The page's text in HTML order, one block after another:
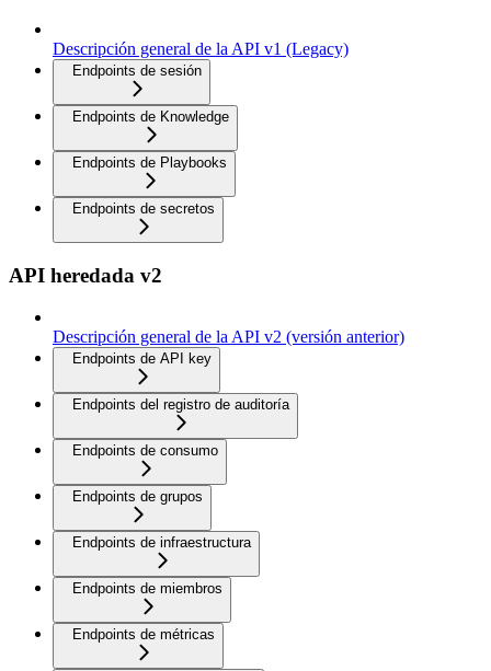
Descripción general de la API v1 (Legacy)
Endpoints de sesión
Endpoints de Knowledge
Endpoints de Playbooks
Endpoints de secretos
API heredada v2
Descripción general de la API v2 (versión anterior)
Endpoints de API key
Endpoints del registro de auditoría
Endpoints de consumo
Endpoints de grupos
Endpoints de infraestructura
Endpoints de miembros
Endpoints de métricas